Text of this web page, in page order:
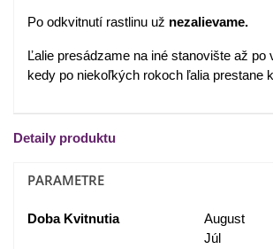
Po odkvitnutí rastlinu už nezalievame.
Ľalie presádzame na iné stanovište až po
kedy po niekoľkých rokoch ľalia prestane
Detaily produktu
PARAMETRE
Doba Kvitnutia
August
Júl